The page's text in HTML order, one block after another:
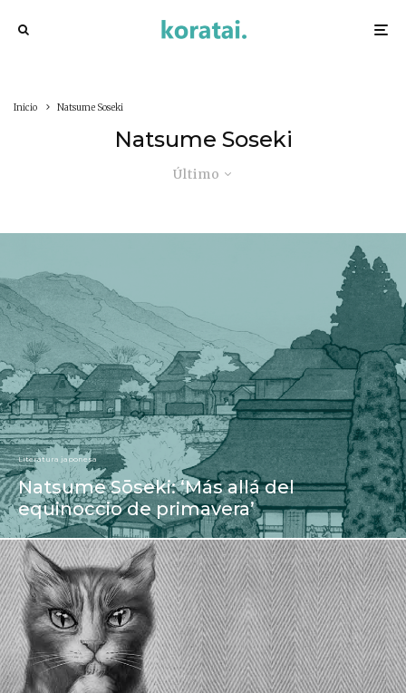
Inicio Natsume Soseki
Natsume Soseki
Último
Literatura japonesa
Natsume Sōseki: ‘Más allá del
equinoccio de primavera’